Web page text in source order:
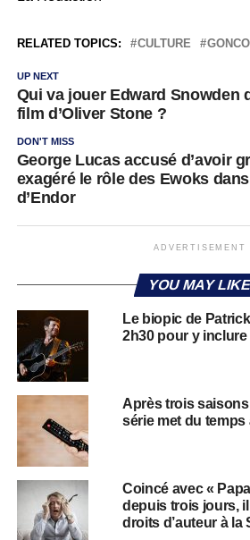
RELATED TOPICS: CULTURE
UP NEXT
Qui va jouer Edward Snowden
film d’Oliver Stone ?
DON'T MISS
George Lucas accusé d’avoir
exagéré le rôle des Ewoks
d’Endor
ADVERTISEMENT
YOU MAY
Le biopic de
2h30 pour y
Après trois
série met du temps
Coincé avec «
depuis trois jours,
droits d’auteur à la